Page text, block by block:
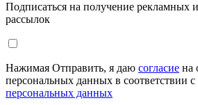
Подписаться на получение
рассылок
Нажимая Отправить, я даю согласие на
персональных данных в соответствии с
персональных данных